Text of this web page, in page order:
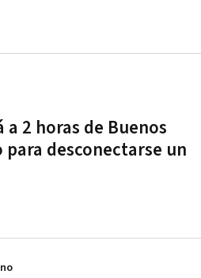
2 horas de Buenos
desconectarse un